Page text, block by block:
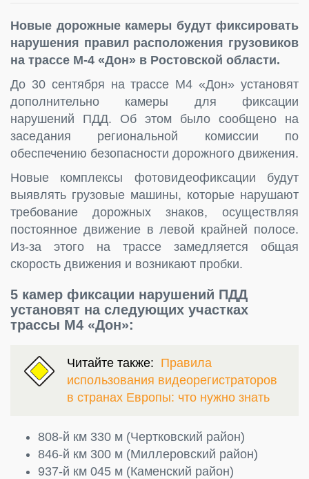
Новые дорожные камеры будут фиксировать
нарушения правил расположения грузовиков
на трассе М-4 «Дон» в Ростовской области.
До 30 сентября на трассе М4 «Дон» установят
дополнительно камеры для фиксации
нарушений ПДД. Об этом было сообщено на
заседания региональной комиссии по
обеспечению безопасности дорожного движения.
Новые комплексы фотовидеофиксации будут
выявлять грузовые машины, которые нарушают
требование дорожных знаков, осуществляя
постоянное движение в левой крайней полосе.
Из-за этого на трассе замедляется общая
скорость движения и возникают пробки.
5 камер фиксации нарушений ПДД
установят на следующих участках
трассы М4 «Дон»:
Читайте также: Правила
использования видеорегистраторов
в странах Европы: что нужно знать
808-й км 330 м (Чертковский район)
846-й км 300 м (Миллеровский район)
937-й км 045 м (Каменский район)